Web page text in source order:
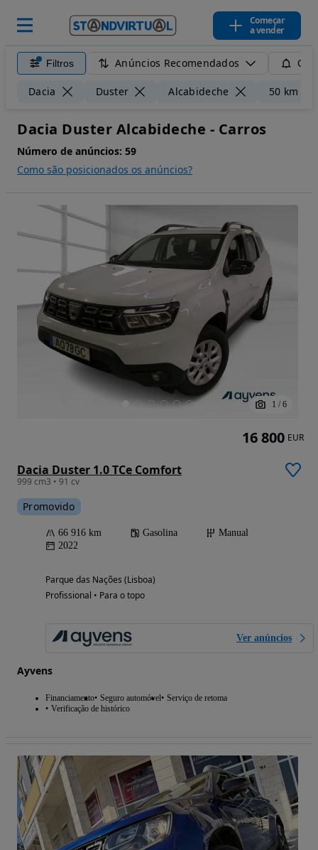
Começar
a vender
Filtros Anúncios Recomendados
Dacia Duster Alcabideche 50 km
Dacia Duster Alcabideche - Carros
Número de anúncios: 59
Como são posicionados os anúncios?
1 / 6
Dacia Duster 1.0 TCe Comfort
999 cm3 • 91 cv
Promovido
66 916 km Gasolina
Manual
2022
Parque das Nações (Lisboa)
Profissional • Para o topo
Ver anúncios
Ayvens
Financiamento Seguro automóvel Serviço de retoma
Verificação de histórico
16 800 EUR